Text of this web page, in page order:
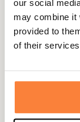
our social
may combine it
provided to
of their
surchemise
look tendance
Réalisée
réalisée dans
Elle se porte